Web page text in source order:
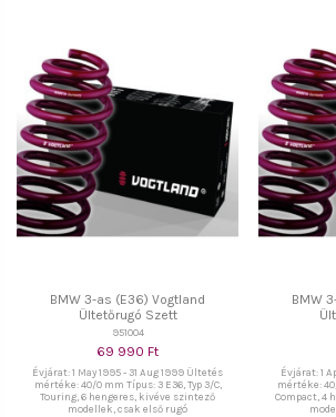
BMW 3-as (E36) Vogtland
Ültetőrugó Szett
951004
69 990 Ft
Évjárat: 1 May 1995 - 31 Aug 1999 Ültetés
mértéke: 40/0 mm Típus: 3 E36, Typ 3/C,
Touring, 6 hengeres, kivéve szintező
modellek, csak első rugó
BMW
Évjárat: 1
mértéke:
Compact, 4